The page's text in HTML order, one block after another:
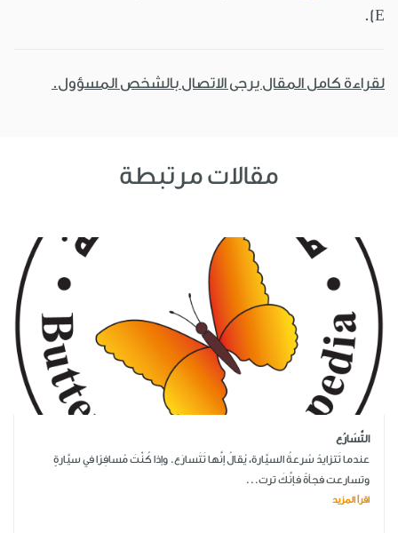
E).
لقراءة كامل المقال يرجى الاتصال بالشخص المسؤول.
مقالات مرتبطة
التَّسَارُع
عندما تَتزايدُ سُرعةُ السيَّارة، يُقالُ إنَّها تَتَسارَع. وإذا كُنْتَ مُسافِرًا في سيَّارةٍ
وتسارعت فجأةً فإنَّكَ ترت...
اقرأ المزيد